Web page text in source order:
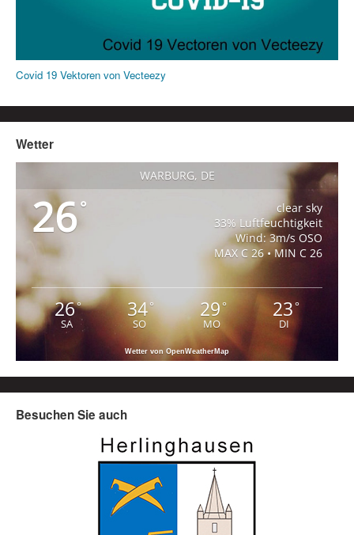
Covid 19 Vektoren von Vecteezy
Wetter
WARBURG, DE
26°
clear sky
33% Luftfeuchtigkeit
Wind: 3m/s OSO
MAX C 26 • MIN C 26
26°
SA
34°
SO
29°
MO
23°
DI
Wetter von OpenWeatherMap
Besuchen Sie auch